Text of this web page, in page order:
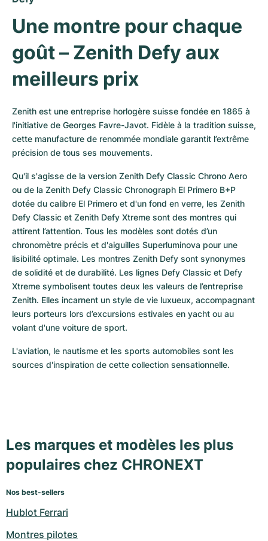
Une montre pour chaque
goût – Zenith Defy aux
meilleurs prix
Zenith est une entreprise horlogère suisse fondée en 1865 à
l'initiative de Georges Favre-Javot. Fidèle à la tradition suisse,
cette manufacture de renommée mondiale garantit l’extrême
précision de tous ses mouvements.
Qu'il s'agisse de la version Zenith Defy Classic Chrono Aero
ou de la Zenith Defy Classic Chronograph El Primero B+P
dotée du calibre El Primero et d'un fond en verre, les Zenith
Defy Classic et Zenith Defy Xtreme sont des montres qui
attirent l’attention. Tous les modèles sont dotés d’un
chronomètre précis et d'aiguilles Superluminova pour une
lisibilité optimale. Les montres Zenith Defy sont synonymes
de solidité et de durabilité. Les lignes Defy Classic et Defy
Xtreme symbolisent toutes deux les valeurs de l’entreprise
Zenith. Elles incarnent un style de vie luxueux, accompagnant
leurs porteurs lors d’excursions estivales en yacht ou au
volant d'une voiture de sport.
L'aviation, le nautisme et les sports automobiles sont les
sources d'inspiration de cette collection sensationnelle.
Les marques et modèles les plus
populaires chez CHRONEXT
Nos best-sellers
Hublot Ferrari
Montres pilotes